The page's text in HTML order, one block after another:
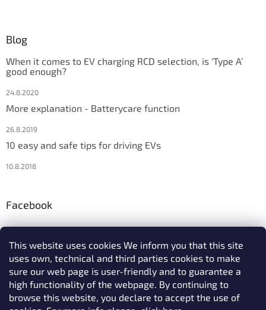
This website uses cookies We inform you that this site
uses own, technical and third parties cookies to make
sure our web page is user-friendly and to guarantee a
high functionality of the webpage. By continuing to
browse this website, you declare to accept the use of
Blog
When it comes to EV charging RCD selection, is ‘Type A’
good enough?
24.8.2020
More explanation - Batterycare function
26.8.2019
10 easy and safe tips for driving EVs
10.8.2018
Facebook
We accept online payments